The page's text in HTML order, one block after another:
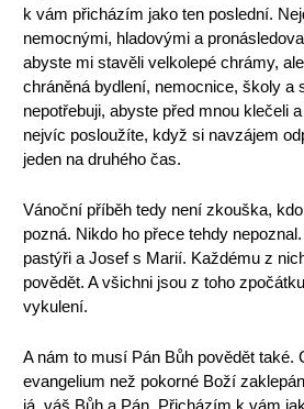
k vám přicházím jako ten poslední.
nemocnými, hladovými a
abyste mi stavěli velkolepé chrámy,
chráněná bydlení, nemocnice, školy a
nepotřebuji, abyste před mnou klečeli
nejvíc posloužíte, když si navzájem
jeden na druhého čas.
Vánoční příběh tedy není zkouška,
pozná. Nikdo ho přece tehdy
pastýři a Josef s Marií. Každému z
povědět. A všichni jsou z toho
vykulení.
A nám to musí Pán Bůh povědět také.
evangelium než pokorné Boží
já, váš Bůh a Pán. Přicházím k vám